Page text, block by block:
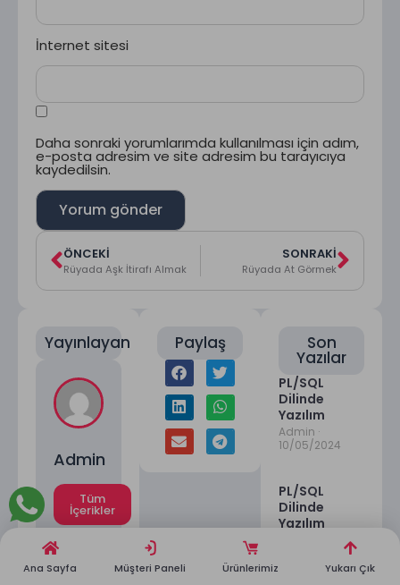
İnternet sitesi
Daha sonraki yorumlarımda kullanılması için adım,
e-posta adresim ve site adresim bu tarayıcıya
kaydedilsin.
ÖNCEKI
Rüyada Aşk İtirafı Almak
SONRAKI
Rüyada At Görmek
Yayınlayan
Admin
Tüm
İçerikler
Paylaş Son
Yazılar
PL/SQL
Dilinde
Yazılım
Admin
10/05/2024
PL/SQL
Dilinde
Yazılım
Ana Sayfa Müşteri Paneli Ürünlerimiz Yukarı Çık